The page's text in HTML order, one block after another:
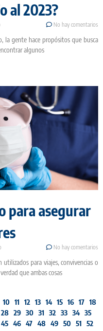
al 2023?
No hay comentarios
la gente hace propósitos que busca
algunos
para asegurar
No hay comentarios
para viajes, convivencias o
que ambas cosas
10 11 12 13 14 15 16 17 18
28 29 30 31 32 33 34 35
45 46 47 48 49 50 51 52